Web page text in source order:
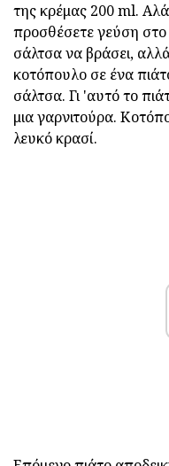
της κρέμας 200 ml.
προσθέσετε γεύση
σάλτσα να βράσει,
κοτόπουλο σε ένα
σάλτσα. Γι 'αυτό το
μια γαρνιτούρα.
λευκό κρασί.